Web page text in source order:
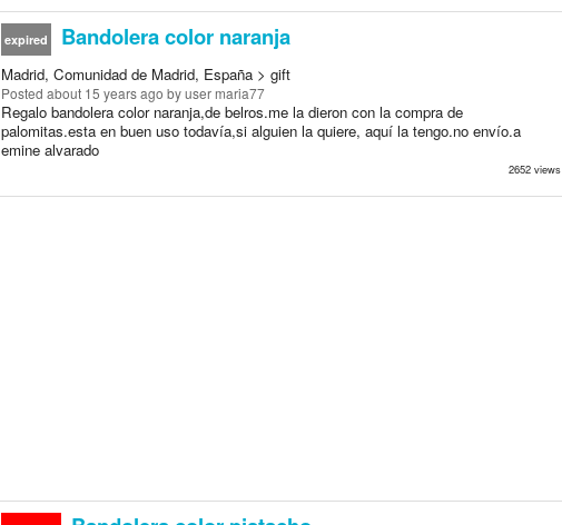
expired Bandolera color naranja
Madrid, Comunidad de Madrid, España > gift
Posted about 15 years ago by user maria77
Regalo bandolera color naranja,de belros.me la dieron con la compra de
palomitas.esta en buen uso todavía,si alguien la quiere, aquí la tengo.no envío.a
emine alvarado
2652 views